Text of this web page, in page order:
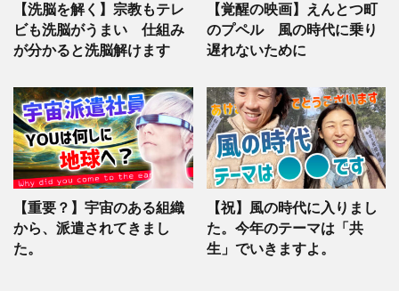
【洗脳を解く】宗教もテレ
ビも洗脳がうまい 仕組み
が分かると洗脳解けます
【覚醒の映画】えんとつ町
のプペル 風の時代に乗り
遅れないために
【重要？】宇宙のある組織
から、派遣されてきまし
た。
【祝】風の時代に入りまし
た。今年のテーマは「共
生」でいきますよ。